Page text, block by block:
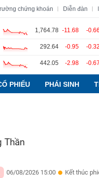
chứng khoán Diễn đàn
1,764.78 -11.68 -
292.64 -0.95 -
442.05 -2.98 -
PHIẾU PHÁI SINH
Thần
06/08/2026 15:00 Kết thúc
Lãnh đạo